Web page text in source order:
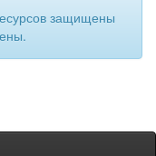
защищены